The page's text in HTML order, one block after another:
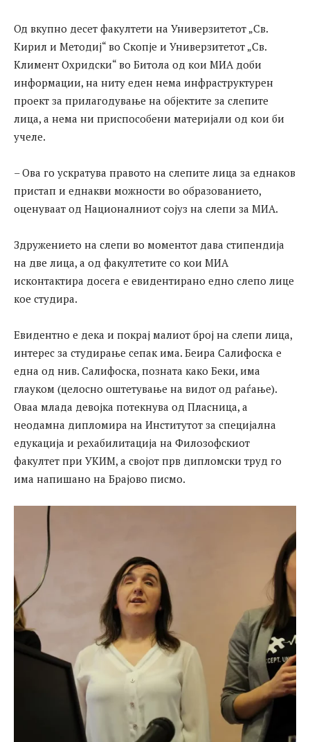
Од вкупно десет факултети на Универзитетот „Св.
Кирил и Методиј“ во Скопје и Универзитетот „Св.
Климент Охридски“ во Битола од кои МИА доби
информации, на ниту еден нема инфраструктурен
проект за прилагодување на објектите за слепите
лица, а нема ни приспособени материјали од кои би
учеле.
– Ова го ускратува правото на слепите лица за еднаков
пристап и еднакви можности во образованието,
оценуваат од Националниот сојуз на слепи за МИА.
Здружението на слепи во моментот дава стипендија
на две лица, а од факултетите со кои МИА
исконтактира досега е евидентирано едно слепо лице
кое студира.
Евидентно е дека и покрај малиот број на слепи лица,
интерес за студирање сепак има. Беира Салифоска е
една од нив. Салифоска, позната како Беки, има
глауком (целосно оштетување на видот од раѓање).
Оваа млада девојка потекнува од Пласница, а
неодамна дипломира на Институтот за специјална
едукација и рехабилитација на Филозофскиот
факултет при УКИМ, а својот прв дипломски труд го
има напишано на Брајово писмо.